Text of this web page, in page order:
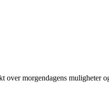
morgendagens muligheter